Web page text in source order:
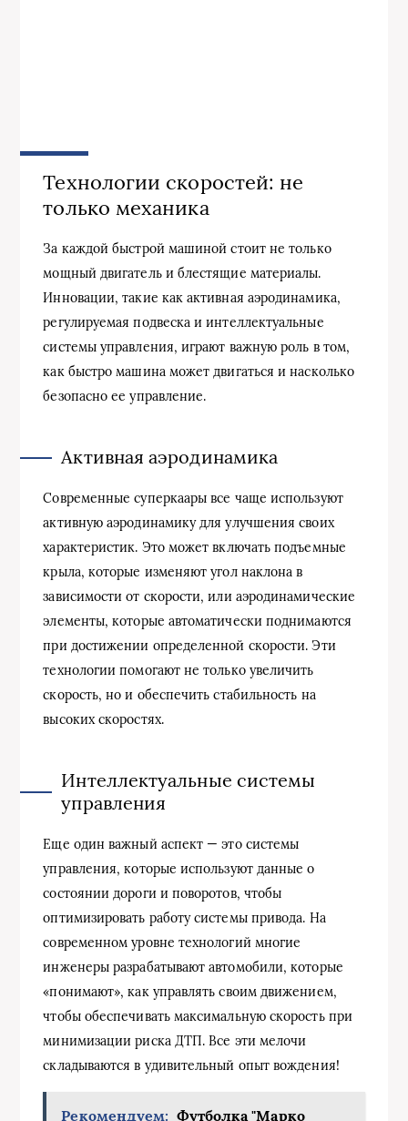
Технологии скоростей: не
только механика
За каждой быстрой машиной стоит не только
мощный двигатель и блестящие материалы.
Инновации, такие как активная аэродинамика,
регулируемая подвеска и интеллектуальные
системы управления, играют важную роль в том,
как быстро машина может двигаться и насколько
безопасно ее управление.
Активная аэродинамика
Современные суперкаары все чаще используют
активную аэродинамику для улучшения своих
характеристик. Это может включать подъемные
крыла, которые изменяют угол наклона в
зависимости от скорости, или аэродинамические
элементы, которые автоматически поднимаются
при достижении определенной скорости. Эти
технологии помогают не только увеличить
скорость, но и обеспечить стабильность на
высоких скоростях.
Интеллектуальные системы
управления
Еще один важный аспект — это системы
управления, которые используют данные о
состоянии дороги и поворотов, чтобы
оптимизировать работу системы привода. На
современном уровне технологий многие
инженеры разрабатывают автомобили, которые
«понимают», как управлять своим движением,
чтобы обеспечивать максимальную скорость при
минимизации риска ДТП. Все эти мелочи
складываются в удивительный опыт вождения!
Рекомендуем: Футболка "Марко